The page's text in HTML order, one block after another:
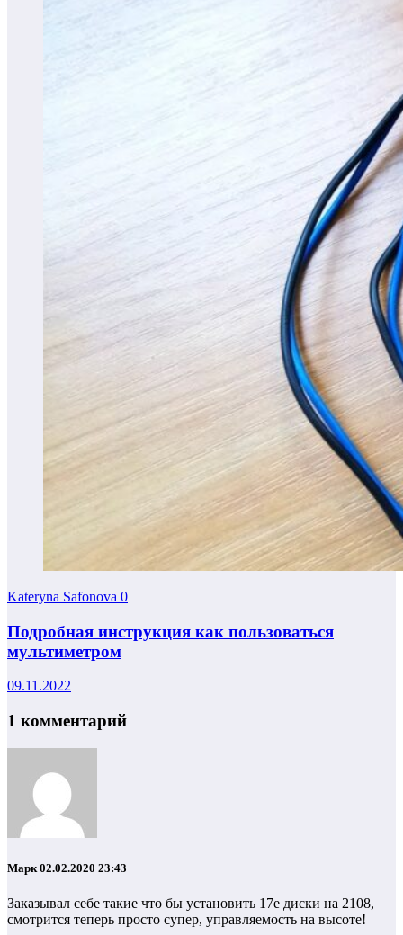
Kateryna Safonova 0
Подробная инструкция как пользоваться
мультиметром
09.11.2022
1 комментарий
Марк 02.02.2020 23:43
Заказывал себе такие что бы установить 17е диски на 2108,
смотрится теперь просто супер, управляемость на высоте!